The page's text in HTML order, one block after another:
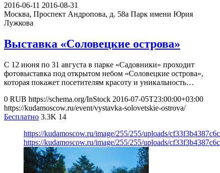
2016-06-11 2016-08-31
Москва, Проспект Андропова, д. 58а Парк имени Юрия
Лужкова
Выставка «Соловецкие острова»
С 12 июня по 31 августа в парке «Садовники» проходит
фотовыставка под открытом небом «Соловецкие острова»,
которая покажет посетителям красоту и уникальность…
0 RUB https://schema.org/InStock 2016-07-05T23:00:00+03:00
https://kudamoscow.ru/event/vystavka-solovetskie-ostrova/
Бесплатно 3.3K 14
https://kudamoscow.ru/image/255/255/uploads/
https://kudamoscow.ru/image/255/255/uploads/